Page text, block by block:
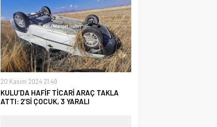
20 Kasım 2024 21:49
KULU’DA HAFİF TİCARİ ARAÇ TAKLA
ATTI: 2’Sİ ÇOCUK, 3 YARALI